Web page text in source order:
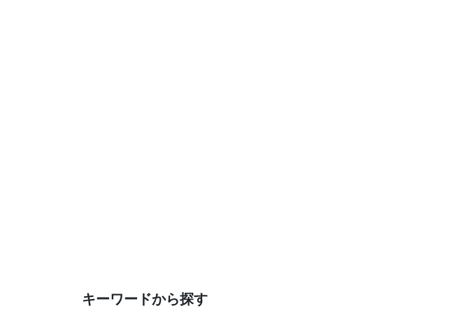
キーワードから探す